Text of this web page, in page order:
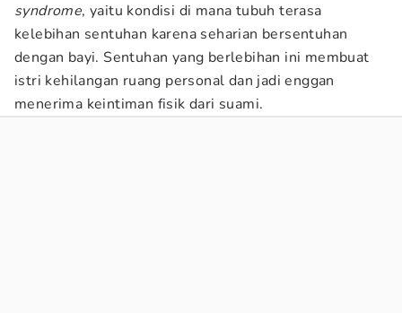
syndrome, yaitu kondisi di mana tubuh terasa
kelebihan sentuhan karena seharian bersentuhan
dengan bayi. Sentuhan yang berlebihan ini membuat
istri kehilangan ruang personal dan jadi enggan
menerima keintiman fisik dari suami.